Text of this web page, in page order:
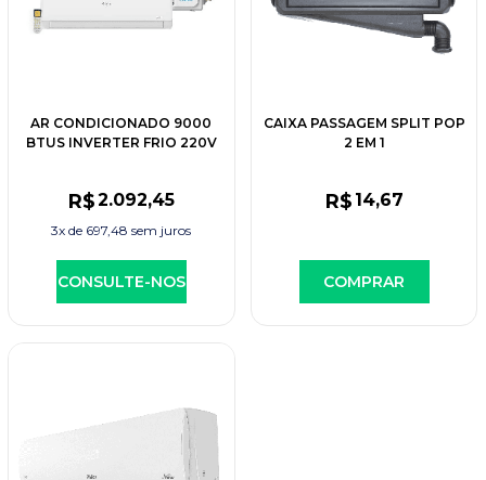
AR CONDICIONADO 9000
BTUS INVERTER FRIO 220V
R$2.092,45
3x de 697,48 sem juros
CONSULTE-NOS
CAIXA PASSAGEM SPLIT POP
2 EM 1
R$ 14,67
COMPRAR